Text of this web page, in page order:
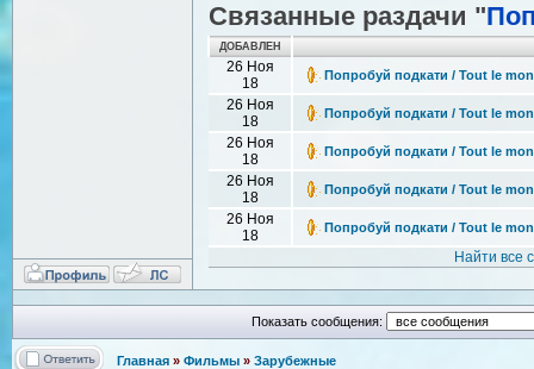
Связанные раздачи "
ДОБАВЛЕН
26 Ноя
18
Попробуй подкати / Tout le
26 Ноя
18
Попробуй подкати / Tout le
26 Ноя
18
Попробуй подкати / Tout le
26 Ноя
18
Попробуй подкати / Tout le
26 Ноя
18
Попробуй подкати / Tout le
Найти все
Показать сообщения:
Главная » Фильмы » Зарубежные